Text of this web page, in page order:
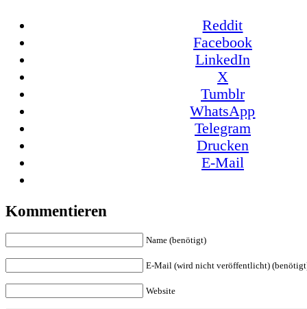
Reddit
Facebook
LinkedIn
X
Tumblr
WhatsApp
Telegram
Drucken
E-Mail
Kommentieren
Name (benötigt)
E-Mail (wird nicht veröffentlicht)
Website